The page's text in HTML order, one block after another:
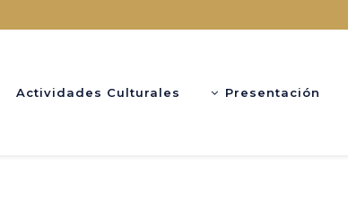
Actividades Culturales Presentación